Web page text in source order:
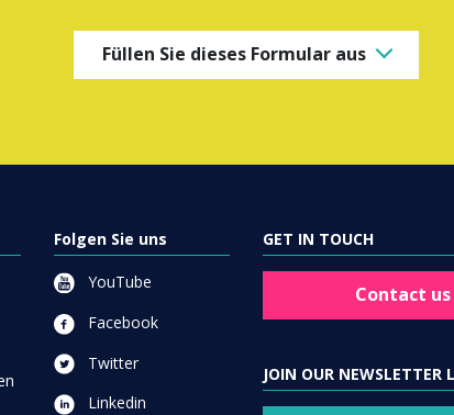
Füllen Sie dieses Formular aus
Folgen Sie uns
YouTube
Facebook
Twitter
Linkedin
GET IN TOUCH
Contact us
JOIN OUR NEWSLETTER